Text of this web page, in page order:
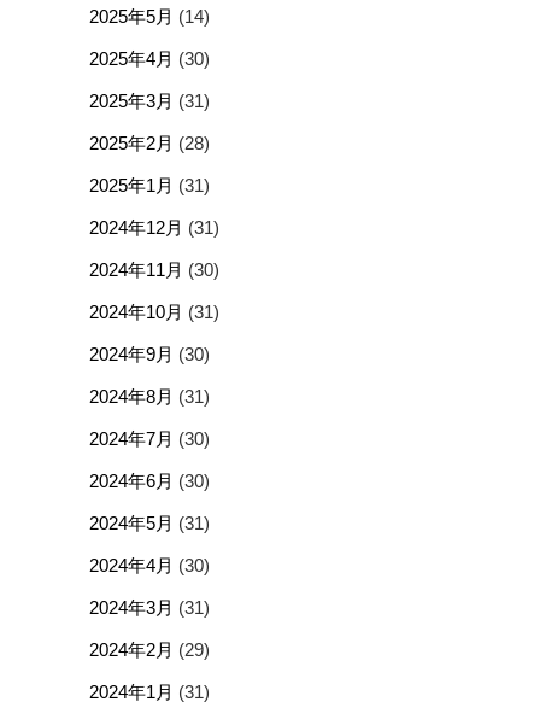
2025年5月 (14)
2025年4月 (30)
2025年3月 (31)
2025年2月 (28)
2025年1月 (31)
2024年12月 (31)
2024年11月 (30)
2024年10月 (31)
2024年9月 (30)
2024年8月 (31)
2024年7月 (30)
2024年6月 (30)
2024年5月 (31)
2024年4月 (30)
2024年3月 (31)
2024年2月 (29)
2024年1月 (31)